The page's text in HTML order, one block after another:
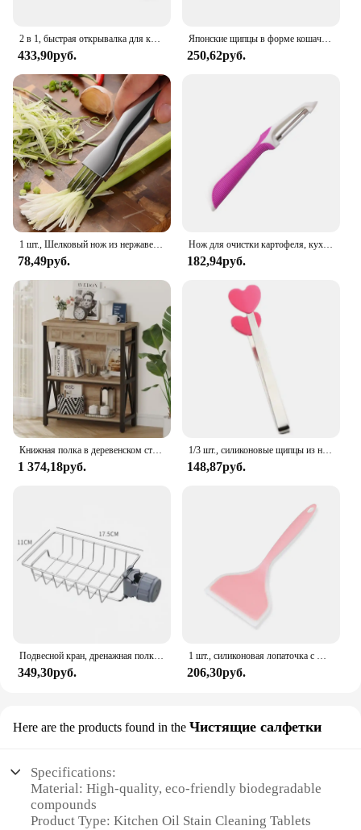
433,90руб.
Японские щипцы в форме кошачьей лапы, щипцы для еды с милым рисунком из мультфильма, быстрое устройство для выпечки сэндвичей, кухонные приспособления
250,62руб.
78,49руб.
Нож для очистки картофеля, кухонный бытовой инструмент из нержавеющей стали, многофункциональный инструмент для очистки картофеля, кухонный инструмент для овощей и фруктов
182,94руб.
1 374,18руб.
1/3 шт., силиконовые щипцы из нержавеющей стали
148,87руб.
349,30руб. 206,30руб.
Here are the products found in the Чистящие салфетки
Specifications:
Material: High-quality, eco-friendly biodegradable
compounds
Product Type: Kitchen Oil Stain Cleaning Tablets